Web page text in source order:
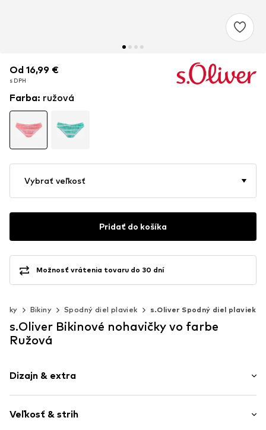
Od 16,99 €
s DPH
Od 16,99 €
s DPH
Farba: ružová
Vybrať veľkosť
Pridať do košíka
Možnosť vrátenia tovaru do 30 dní
Bikiny Spodný diel plaviek s.Oliver Spodný diel plaviek
s.Oliver Bikinové nohavičky vo farbe
Ružová
Dizajn & extra
Riasenie
Veľkosť & strih